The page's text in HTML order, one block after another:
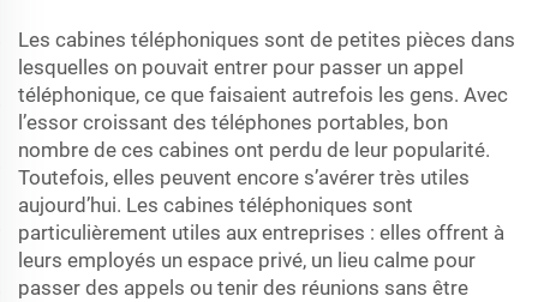
Les cabines téléphoniques sont de petites pièces dans
lesquelles on pouvait entrer pour passer un appel
téléphonique, ce que faisaient autrefois les gens. Avec
l’essor croissant des téléphones portables, bon
nombre de ces cabines ont perdu de leur popularité.
Toutefois, elles peuvent encore s’avérer très utiles
aujourd’hui. Les cabines téléphoniques sont
particulièrement utiles aux entreprises : elles offrent à
leurs employés un espace privé, un lieu calme pour
passer des appels ou tenir des réunions sans être